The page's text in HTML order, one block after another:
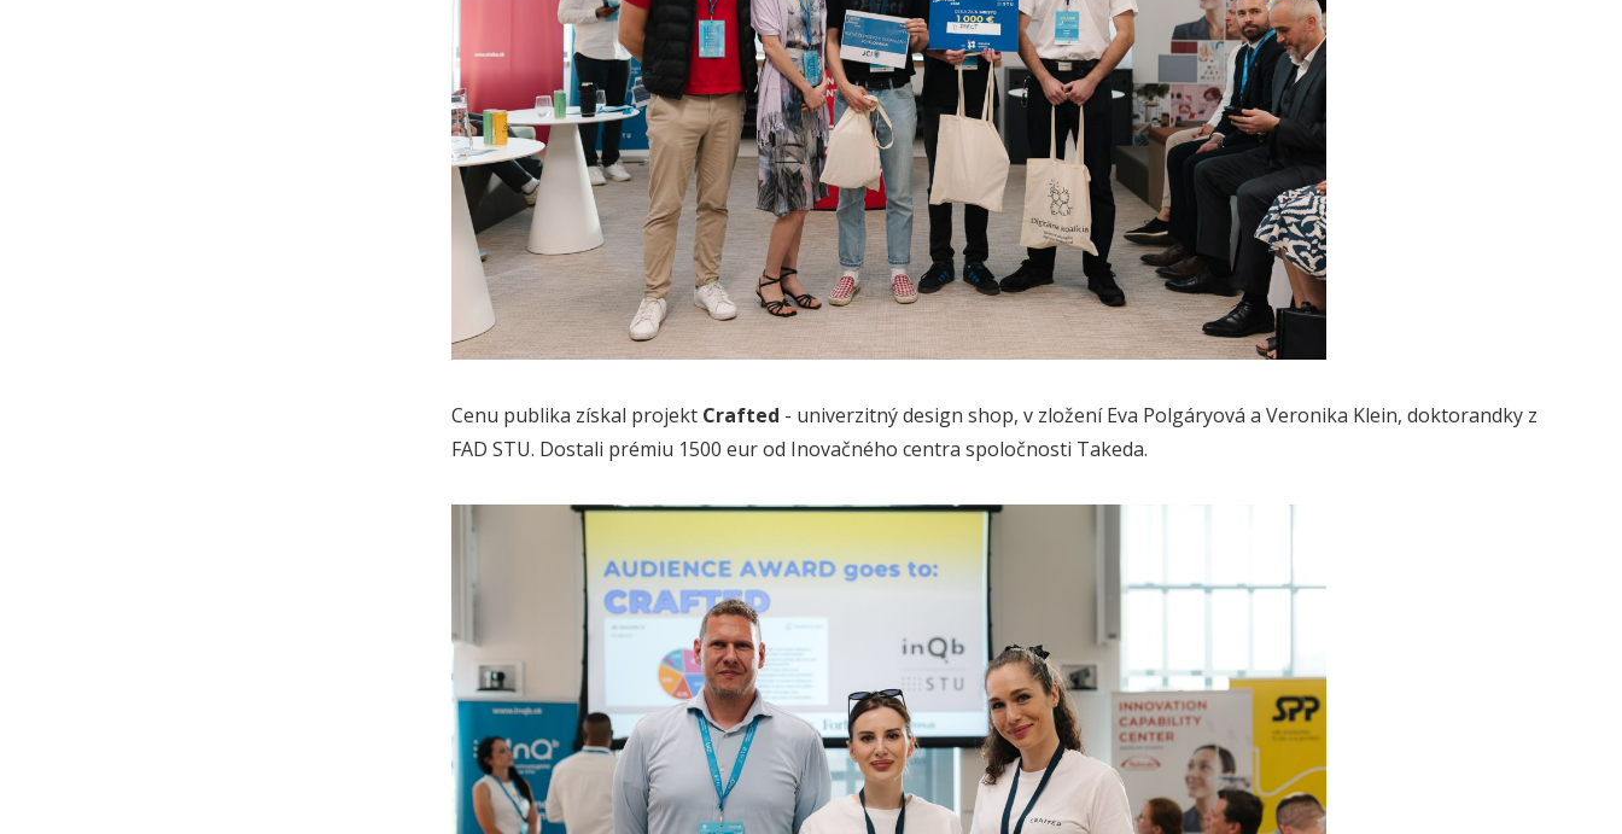
Cenu publika získal projekt Crafted - univerzitný design shop, v zložení Eva Polgáryová a Veronika Klein, doktorandky z
FAD STU. Dostali prémiu 1500 eur od Inovačného centra spoločnosti Takeda.